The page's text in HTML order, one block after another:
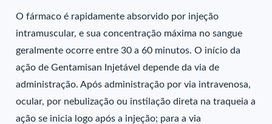
O fármaco é rapidamente absorvido por injeção
intramuscular, e sua concentração máxima no sangue
geralmente ocorre entre 30 a 60 minutos. O início da
ação de Gentamisan Injetável depende da via de
administração. Após administração por via intravenosa,
ocular, por nebulização ou instilação direta na traqueia a
ação se inicia logo após a injeção; para a via